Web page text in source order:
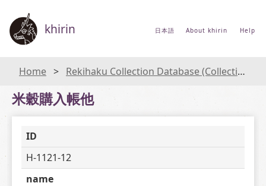
khirin 日本語 About khirin Help
Home Rekihaku Collection Database (Collections Database of the National Museum of Japanese History)
米穀購入帳他
ID
H-1121-12
name